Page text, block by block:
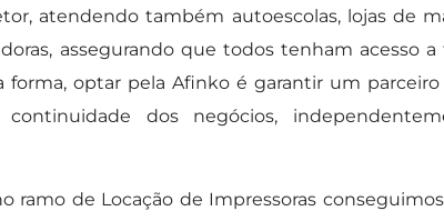
atendendo também autoescolas, lojas de
assegurando que todos tenham acesso
forma, optar pela Afinko é garantir um
continuidade dos negócios,
ramo de Locação de Impressoras